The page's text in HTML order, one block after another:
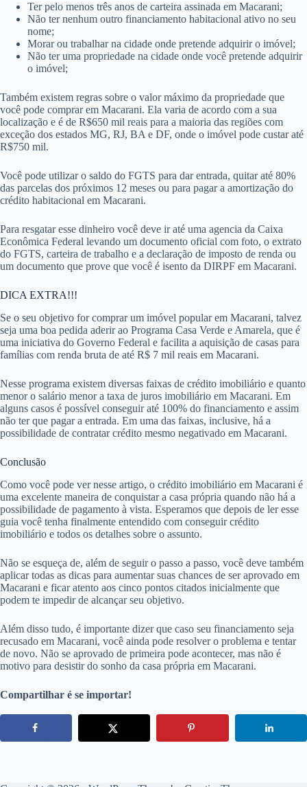
Ter pelo menos três anos de carteira assinada em Macarani;
Não ter nenhum outro financiamento habitacional ativo no seu
nome;
Morar ou trabalhar na cidade onde pretende adquirir o imóvel;
Não ter uma propriedade na cidade onde você pretende adquirir
o imóvel;
Também existem regras sobre o valor máximo da propriedade que
você pode comprar em Macarani. Ela varia de acordo com a sua
localização e é de R$650 mil reais para a maioria das regiões com
exceção dos estados MG, RJ, BA e DF, onde o imóvel pode custar até
R$750 mil.
Você pode utilizar o saldo do FGTS para dar entrada, quitar até 80%
das parcelas dos próximos 12 meses ou para pagar a amortização do
crédito habitacional em Macarani.
Para resgatar esse dinheiro você deve ir até uma agencia da Caixa
Econômica Federal levando um documento oficial com foto, o extrato
do FGTS, carteira de trabalho e a declaração de imposto de renda ou
um documento que prove que você é isento da DIRPF em Macarani.
DICA EXTRA!!!
Se o seu objetivo for comprar um imóvel popular em Macarani, talvez
seja uma boa pedida aderir ao Programa Casa Verde e Amarela, que é
uma iniciativa do Governo Federal e facilita a aquisição de casas para
famílias com renda bruta de até R$ 7 mil reais em Macarani.
Nesse programa existem diversas faixas de crédito imobiliário e quanto
menor o salário menor a taxa de juros imobiliário em Macarani. Em
alguns casos é possível conseguir até 100% do financiamento e assim
não ter que pagar a entrada. Em uma das faixas, inclusive, há a
possibilidade de contratar crédito mesmo negativado em Macarani.
Conclusão
Como você pode ver nesse artigo, o crédito imobiliário em Macarani é
uma excelente maneira de conquistar a casa própria quando não há a
possibilidade de pagamento à vista. Esperamos que depois de ler esse
guia você tenha finalmente entendido com conseguir crédito
imobiliário e todos os detalhes sobre o assunto.
Não se esqueça de, além de seguir o passo a passo, você deve também
aplicar todas as dicas para aumentar suas chances de ser aprovado em
Macarani e ficar atento aos cinco pontos citados inicialmente que
podem te impedir de alcançar seu objetivo.
Além disso tudo, é importante dizer que caso seu financiamento seja
recusado em Macarani, você ainda pode resolver o problema e tentar
de novo. Não se aprovado de primeira pode acontecer, mas não é
motivo para desistir do sonho da casa própria em Macarani.
Compartilhar é se importar!